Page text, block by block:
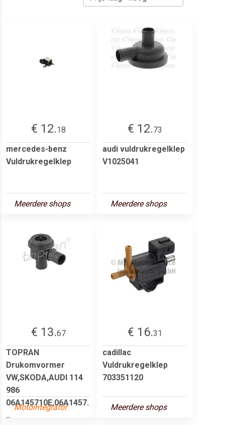
€ 12.18
mercedes-benz
Vuldrukregelklep
Meerdere shops
€ 12.73
audi vuldrukregelklep
V1025041
Meerdere shops
€ 13.67
TOPRAN
Drukomvormer
VW,SKODA,AUDI 114
986
06A145710E,06A1457.
..
Motointegrator
€ 16.31
cadillac
Vuldrukregelklep
703351120
Meerdere shops